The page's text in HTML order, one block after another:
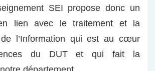
SEI propose donc un
lien avec le traitement et la
l’Information qui est au cœur
du DUT et qui fait la